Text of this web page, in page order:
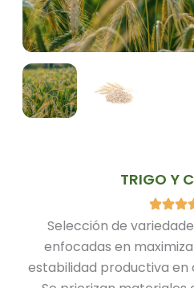
TRIGO Y
Selección de
enfocadas en
estabilidad productiva en